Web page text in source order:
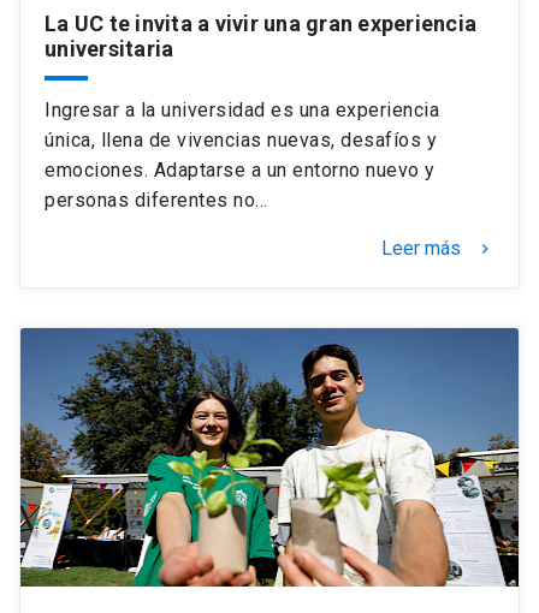
La UC te invita a vivir una gran experiencia
universitaria
Ingresar a la universidad es una experiencia
única, llena de vivencias nuevas, desafíos y
emociones. Adaptarse a un entorno nuevo y
personas diferentes no…
Leer más keyboard_arrow_right